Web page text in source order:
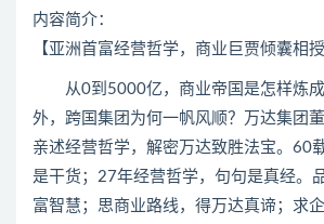
内容简介：
【亚洲首富经营哲学，商业巨贾倾囊相授
从0到5000亿，商业帝国是怎样炼成
外，跨国集团为何一帆风顺？万达集团
亲述经营哲学，解密万达致胜法宝。60
是干货；27年经营哲学，句句是真经。
富智慧；思商业路线，得万达真谛；求